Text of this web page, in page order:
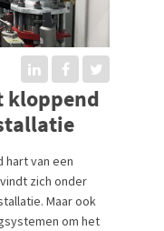
kloppend
van een
zich onder
Maar ook
om het